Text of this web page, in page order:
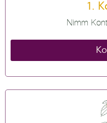
1.
Nimm